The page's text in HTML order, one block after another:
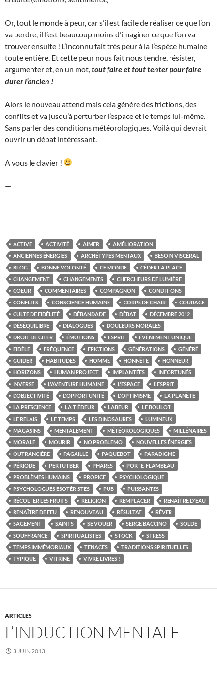
Or, tout le monde à peur, car s’il est facile de réaliser ce que l’on
va perdre, il l’est beaucoup moins d’imaginer ce que l’on va
trouver ensuite ! L’inconnu fait très peur à la l’espèce humaine
toute entière. Et cette peur nous fait nous tendre, résister,
argumenter et, en un mot, tout faire et tout tenter pour faire
durer l’ancien !
Alors le nouveau attend mais cela génère des frictions, des
conflits et va jusqu’à perturber l’espace et le temps lui-même.
Sans parler des conditions météorologiques. Voilà qui devrait
ouvrir un débat intéressant.
A vous le clavier !
—
ACTIVE ACTIVITÉ AIMER
AMÉLIORATION
ANCIENNES ÉNERGIES
ARCHÉTYPES MENTAUX
BESOIN VISCÉRAL
BLOG
BONNE VOLONTÉ CE MONDE
CÉDER LA PLACE
CHANGEMENT
CHANGEMENTS
CHERCHEURS DE LUMIÈRE
COEUR
COMMENTAIRES COMPAGNON
CONDITIONS
CONFLITS
CONSCIENCE HUMAINE CORPS DE CHAIR
COURAGE
CULTE DE FIDÉLITÉ
DÉBANDADE DÉBAT
DÉCEMBRE 2012
DÉSÉQUILIBRE
DIALOGUES
DOULEURS MORALES
DROIT DE CITER
ÉMOTIONS ESPRIT
ÉVÈNEMENT UNIQUE
FIDÈLE
FRÉQUENCE FRICTIONS GÉNÉRATIONS
GÉNÉRÉ
GUIDER
HABITUDES HOMME HONNÊTE
HONNEUR
HORIZONS
HUMAN PROJECT IMPLANTÉES
INFORTUNÉS
INVERSE
L'AVENTURE HUMAINE L'ESPACE
L'ESPRIT
L'OBJECTIVITÉ
L'OPPORTUNITÉ L'OPTIMISME
LA PLANÈTE
LA PRESCIENCE
LA TIÉDEUR LABEUR
LE BOULOT
LE RELAIS
LE TEMPS LES DINOSAURES
LUMINEUX
MAGASINS
MENTALEMENT MÉTÉOROLOGIQUES
MILLÉNAIRES
MORALE
MOURIR NO PROBLEMO
NOUVELLES ÉNERGIES
OUTRANCIÈRE
PAGAILLE PAQUEBOT
PARADIGME
PÉRIODE
PERTUTBER PHARES
PORTE-FLAMBEAU
PROBLÈMES HUMAINS
PROPICE
PSYCHOLOGIQUE
PSYCHOLOGUES ESOTÉRISTES
PUB
PUISSANTES
RÉCOLTER LES FRUITS
RELIGION REMPLACER
RENAÎTRE D'EAU
RENAÎTRE DE FEU
RENOUVEAU RÉSULTAT
RÊVER
SAGEMENT
SAINTS SE VOUER SERGE BACCINO
SOLDE
SOUFFRANCE
SPIRITUALISTES STOCK
STRESS
TEMPS IMMÉMORIAUX
TENACES
TRADITIONS SPIRITUELLES
TYPIQUE
VITRINE VIVRE LIVRES !
ARTICLES
L’INDUCTION MENTALE
3 JUIN 2013